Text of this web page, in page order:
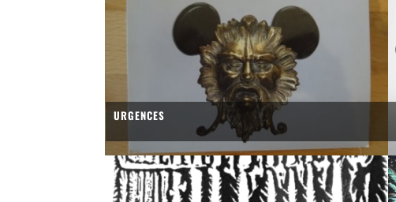
URGENCES